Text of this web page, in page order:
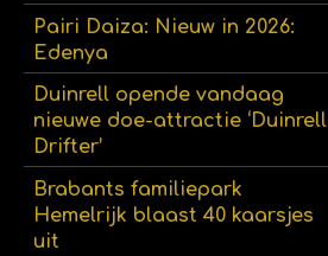
Pairi Daiza: Nieuw in 2026:
Edenya
Duinrell opende vandaag
nieuwe doe-attractie ‘Duinrell
Drifter’
Brabants familiepark
Hemelrijk blaast 40 kaarsjes
uit